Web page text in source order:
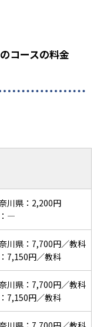
コースの料金
川県：2,200円
―
川県：7,700円／教科
7,150円／教科
川県：7,700円／教科
7,150円／教科